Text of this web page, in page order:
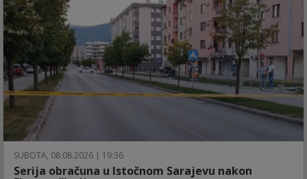
SUBOTA, 08.08.2026 | 19:36
Serija obračuna u Istočnom Sarajevu nakon